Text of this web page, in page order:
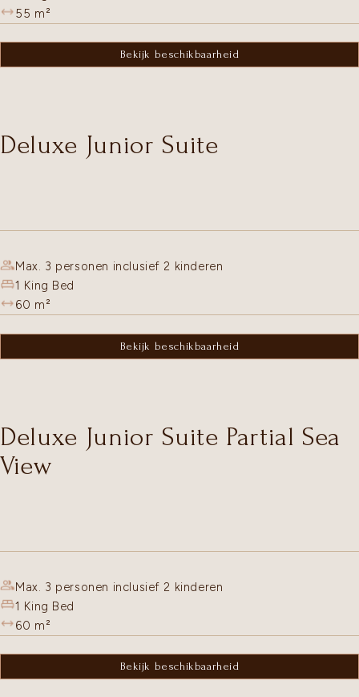
55 m²
Bekijk beschikbaarheid
Deluxe Junior Suite
Max. 3 personen inclusief 2 kinderen
1 King Bed
60 m²
Bekijk beschikbaarheid
Deluxe Junior Suite Partial Sea
View
Max. 3 personen inclusief 2 kinderen
1 King Bed
60 m²
Bekijk beschikbaarheid